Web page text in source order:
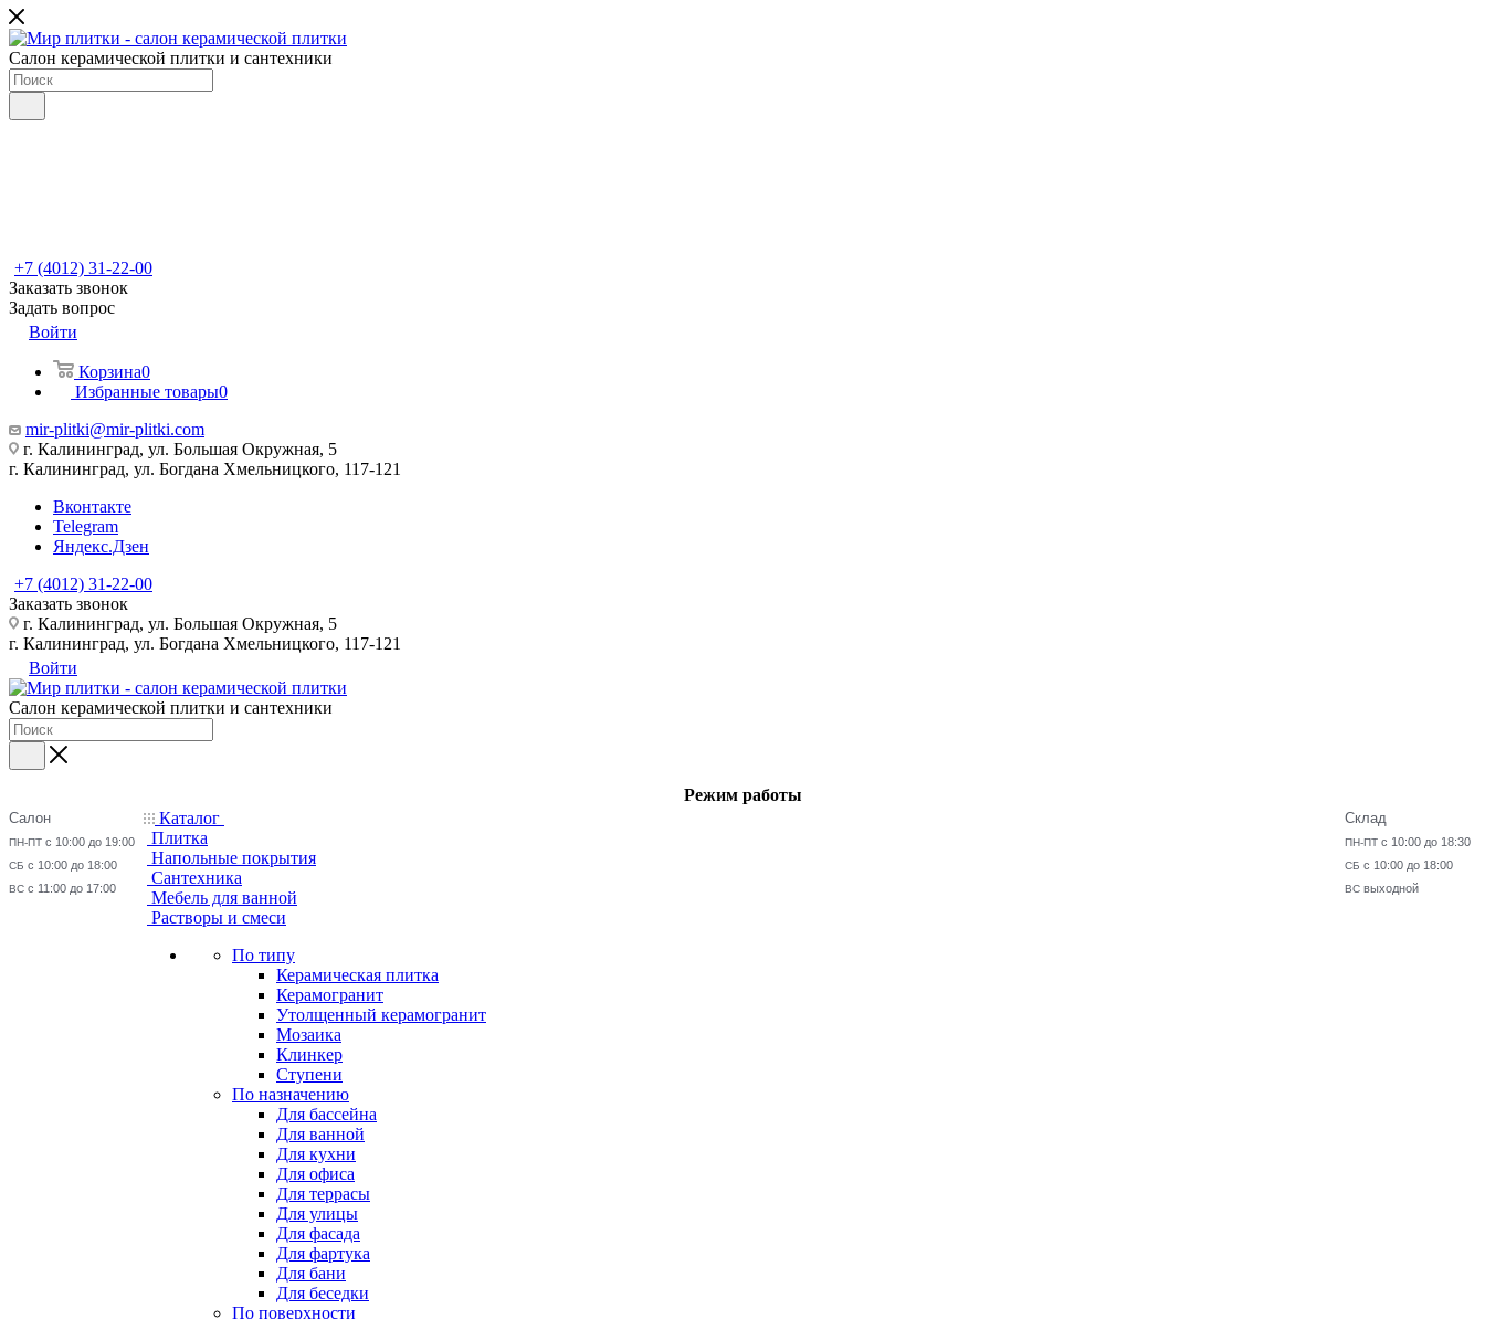
Салон керамической плитки и сантехники
+7 (4012) 31-22-00
Заказать звонок
Задать вопрос
Войти
Корзина0
Избранные товары0
mir-plitki@mir-plitki.com
г. Калининград, ул. Большая Окружная, 5
г. Калининград, ул. Богдана Хмельницкого, 117-121
Вконтакте
Telegram
Яндекс.Дзен
+7 (4012) 31-22-00
Заказать звонок
г. Калининград, ул. Большая Окружная, 5
г. Калининград, ул. Богдана Хмельницкого, 117-121
Войти
Салон керамической плитки и сантехники
Режим работы
Салон
ПН-ПТ с 10:00 до 19:00
СБ с 10:00 до 18:00
ВС с 11:00 до 17:00
Склад
ПН-ПТ с 10:00 до 18:30
СБ с 10:00 до 18:00
ВС выходной
Каталог
Плитка
Напольные покрытия
Сантехника
Мебель для ванной
Растворы и смеси
По типу
Керамическая плитка
Керамогранит
Утолщенный керамогранит
Мозаика
Клинкер
Ступени
По назначению
Для бассейна
Для ванной
Для кухни
Для офиса
Для террасы
Для улицы
Для фасада
Для фартука
Для бани
Для беседки
По поверхности